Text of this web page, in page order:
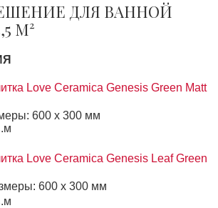
ДЛЯ ВАННОЙ
М²
Love Ceramica Genesis Green Matt
600 х 300 мм
Love Ceramica Genesis Leaf Green
600 х 300 мм